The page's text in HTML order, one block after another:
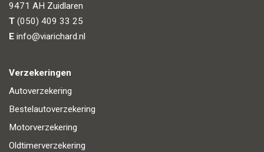
9471 AH Zuidlaren
T (050) 409 33 25
E info@viarichard.nl
Verzekeringen
Autoverzekering
Bestelautoverzekering
Motorverzekering
Oldtimerverzekering